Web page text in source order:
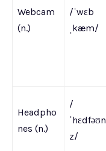
Webcam
(n.)
/ˈwɛb
ˌkæm/
Headpho
nes (n.)
/
ˈhɛdfəʊn
z/